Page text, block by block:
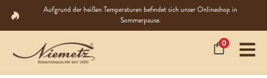
Aufgrund der heißen Temperaturen befindet sich unser Onlineshop in
Sommerpause.
0